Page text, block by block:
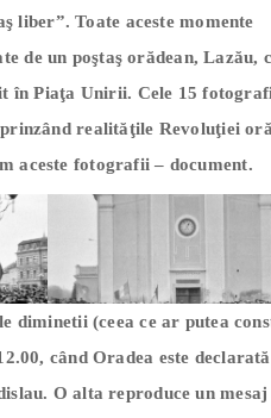
liber”. Toate aceste momente
de un poştaş orădean, Lazău,
în Piaţa Unirii. Cele 15
realităţile Revoluţiei
aceste fotografii – document.
diminetii (ceea ce ar putea
când Oradea este
O alta reproduce un mesaj